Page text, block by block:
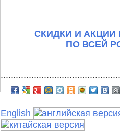
СКИДКИ И
ПО ВСЕЙ
English